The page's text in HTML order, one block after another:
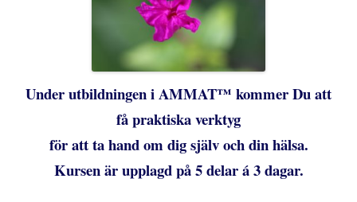
Under utbildningen i AMMAT™ kommer Du att
få praktiska verktyg
för att ta hand om dig själv och din hälsa.
Kursen är upplagd på 5 delar á 3 dagar.